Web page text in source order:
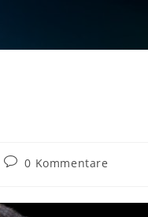
Beitrags-
0 Kommentare